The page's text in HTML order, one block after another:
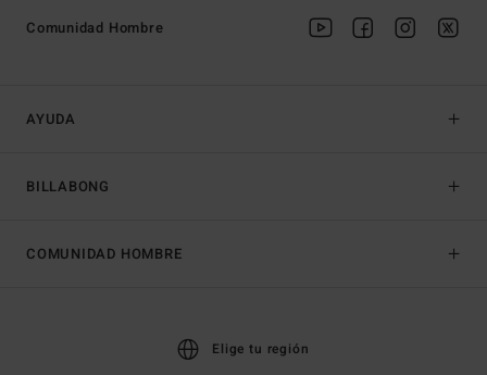
AYUDA
BILLABONG
Comunidad Hombre
COMUNIDAD HOMBRE
Elige tu región